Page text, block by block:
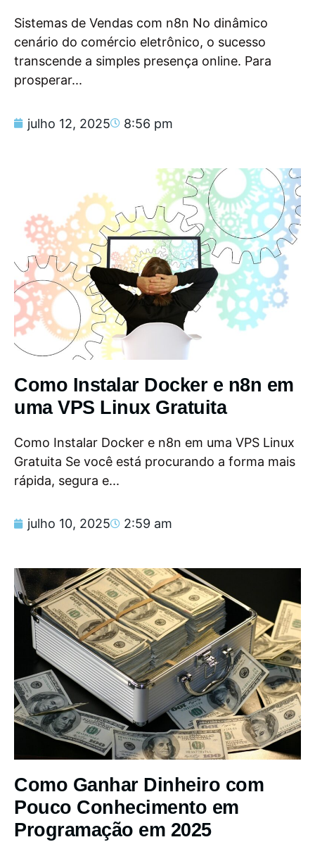
Sistemas de Vendas com n8n No dinâmico
cenário do comércio eletrônico, o sucesso
transcende a simples presença online. Para
prosperar...
julho 12, 2025 8:56 pm
Como Instalar Docker e n8n em
uma VPS Linux Gratuita
Como Instalar Docker e n8n em uma VPS Linux
Gratuita Se você está procurando a forma mais
rápida, segura e...
julho 10, 2025 2:59 am
Como Ganhar Dinheiro com
Pouco Conhecimento em
Programação em 2025